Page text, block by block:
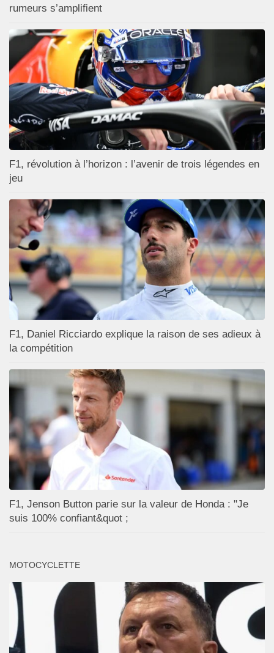
rumeurs s’amplifient
F1, révolution à l’horizon : l’avenir de trois légendes en
jeu
F1, Daniel Ricciardo explique la raison de ses adieux à
la compétition
F1, Jenson Button parie sur la valeur de Honda : "Je
suis 100% confiant&quot ;
MOTOCYCLETTE